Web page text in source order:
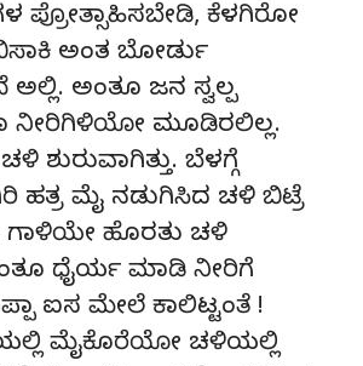
ಪ್ರೋತ್ಸಾಹಿಸಬೇಡಿ, ಕೆಳಗಿರೋ
ಅಂತ ಬೋರ್ಡು
ಅಲ್ಲಿ. ಅಂತೂ ಜನ ಸ್ವಲ್ಪ
ನೀರಿಗಿಳಿಯೋ ಮೂಡಿರಲಿಲ್ಲ.
ಶುರುವಾಗಿತ್ತು. ಬೆಳಗ್ಗೆ
ಹತ್ರ ಮೈ ನಡುಗಿಸಿದ ಚಳಿ ಬಿಟ್ರೆ
ಗಾಳಿಯೇ ಹೊರತು ಚಳಿ
ಧೈರ್ಯ ಮಾಡಿ ನೀರಿಗೆ
ಐಸ ಮೇಲೆ ಕಾಲಿಟ್ಟಂತೆ !
ಮೈಕೊರೆಯೋ ಚಳಿಯಲ್ಲಿ